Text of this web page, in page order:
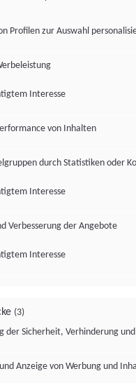
Profilen zur Auswahl
Interesse
von Inhalten
durch Statistiken oder
Interesse
Verbesserung der Angebote
Interesse
(3)
der Sicherheit, Verhinderung
Anzeige von Werbung und